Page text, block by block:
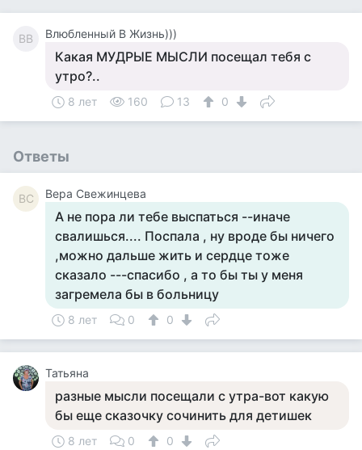
ВВ Влюбленный В Жизнь)))
Какая МУДРЫЕ МЫСЛИ посещал тебя с
утро?..
8 лет 160 13 0
Ответы
ВС Вера Свежинцева
А не пора ли тебе выспаться --иначе
свалишься.... Поспала , ну вроде бы ничего
,можно дальше жить и сердце тоже
сказало ---спасибо , а то бы ты у меня
загремела бы в больницу
8 лет 0 0
Татьяна
разные мысли посещали с утра-вот какую
бы еще сказочку сочинить для детишек
8 лет 0 0